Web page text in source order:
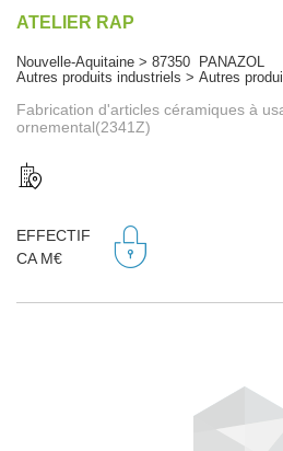
ATELIER RAP
Nouvelle-Aquitaine > 87350 PANAZOL
Autres produits industriels > Autres
Fabrication d'articles céramiques à
ornemental(2341Z)
EFFECTIF
CA M€